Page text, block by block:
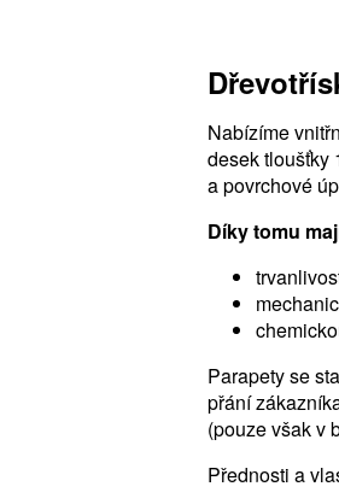
Nabízíme
desek tloušťky
a povrchové
Díky tomu
Parapety se
přání
(pouze však v
Přednosti a